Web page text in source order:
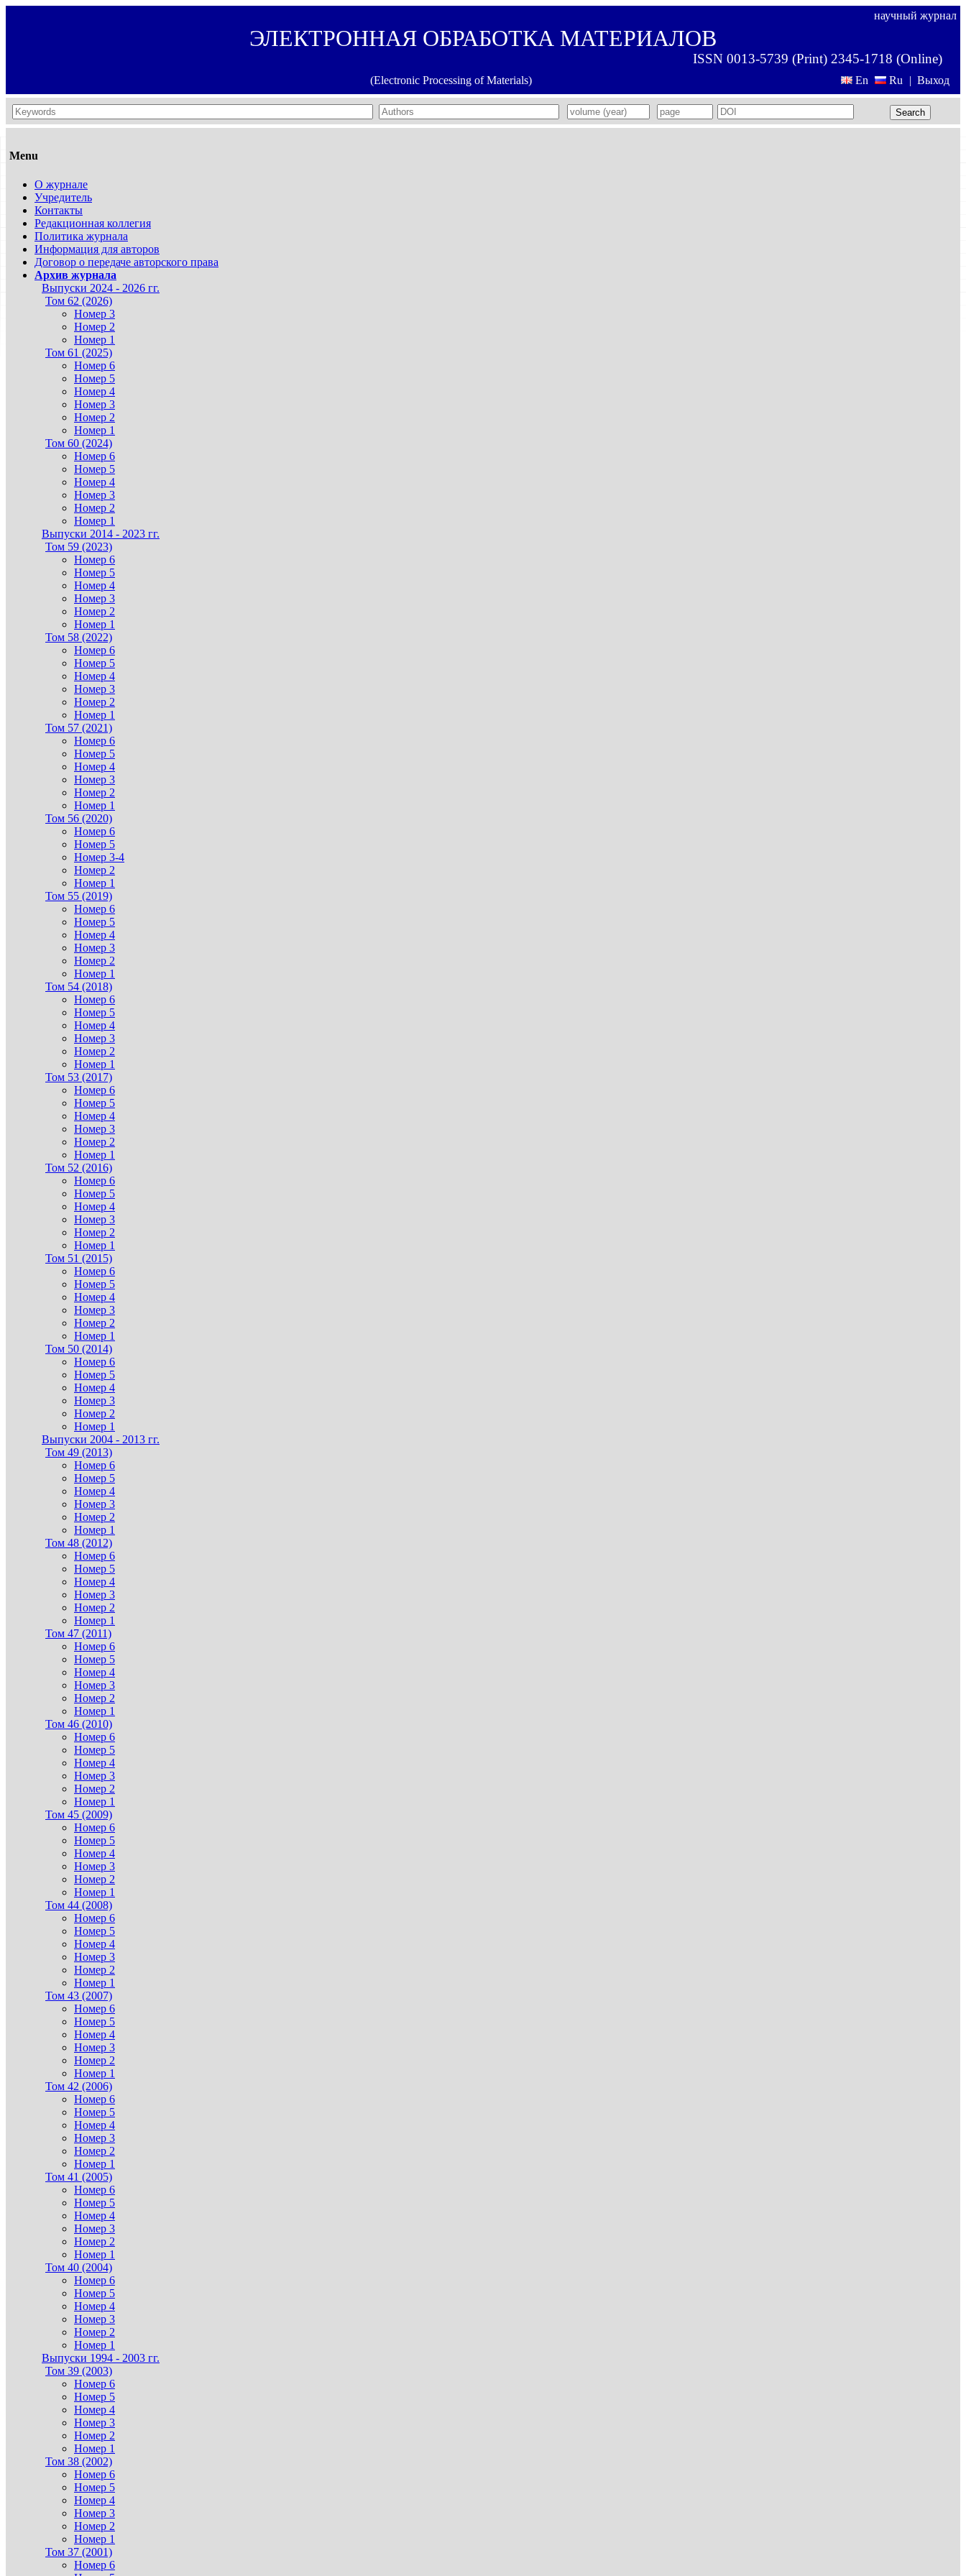
научный журнал
ЭЛЕКТРОННАЯ ОБРАБОТКА МАТЕРИАЛОВ
ISSN 0013-5739 (Print) 2345-1718 (Online)
(Electronic Processing of Materials) Выход
En Ru |
Search
Menu
О журнале
Учредитель
Контакты
Редакционная коллегия
Политика журнала
Информация для авторов
Договор о передаче авторского права
Архив журнала
Выпуски 2024 - 2026 гг.
Том 62 (2026)
Номер 3
Номер 2
Номер 1
Том 61 (2025)
Номер 6
Номер 5
Номер 4
Номер 3
Номер 2
Номер 1
Том 60 (2024)
Номер 6
Номер 5
Номер 4
Номер 3
Номер 2
Номер 1
Выпуски 2014 - 2023 гг.
Том 59 (2023)
Номер 6
Номер 5
Номер 4
Номер 3
Номер 2
Номер 1
Том 58 (2022)
Номер 6
Номер 5
Номер 4
Номер 3
Номер 2
Номер 1
Том 57 (2021)
Номер 6
Номер 5
Номер 4
Номер 3
Номер 2
Номер 1
Том 56 (2020)
Номер 6
Номер 5
Номер 3-4
Номер 2
Номер 1
Том 55 (2019)
Номер 6
Номер 5
Номер 4
Номер 3
Номер 2
Номер 1
Том 54 (2018)
Номер 6
Номер 5
Номер 4
Номер 3
Номер 2
Номер 1
Том 53 (2017)
Номер 6
Номер 5
Номер 4
Номер 3
Номер 2
Номер 1
Том 52 (2016)
Номер 6
Номер 5
Номер 4
Номер 3
Номер 2
Номер 1
Том 51 (2015)
Номер 6
Номер 5
Номер 4
Номер 3
Номер 2
Номер 1
Том 50 (2014)
Номер 6
Номер 5
Номер 4
Номер 3
Номер 2
Номер 1
Выпуски 2004 - 2013 гг.
Том 49 (2013)
Номер 6
Номер 5
Номер 4
Номер 3
Номер 2
Номер 1
Том 48 (2012)
Номер 6
Номер 5
Номер 4
Номер 3
Номер 2
Номер 1
Том 47 (2011)
Номер 6
Номер 5
Номер 4
Номер 3
Номер 2
Номер 1
Том 46 (2010)
Номер 6
Номер 5
Номер 4
Номер 3
Номер 2
Номер 1
Том 45 (2009)
Номер 6
Номер 5
Номер 4
Номер 3
Номер 2
Номер 1
Том 44 (2008)
Номер 6
Номер 5
Номер 4
Номер 3
Номер 2
Номер 1
Том 43 (2007)
Номер 6
Номер 5
Номер 4
Номер 3
Номер 2
Номер 1
Том 42 (2006)
Номер 6
Номер 5
Номер 4
Номер 3
Номер 2
Номер 1
Том 41 (2005)
Номер 6
Номер 5
Номер 4
Номер 3
Номер 2
Номер 1
Том 40 (2004)
Номер 6
Номер 5
Номер 4
Номер 3
Номер 2
Номер 1
Выпуски 1994 - 2003 гг.
Том 39 (2003)
Номер 6
Номер 5
Номер 4
Номер 3
Номер 2
Номер 1
Том 38 (2002)
Номер 6
Номер 5
Номер 4
Номер 3
Номер 2
Номер 1
Том 37 (2001)
Номер 6